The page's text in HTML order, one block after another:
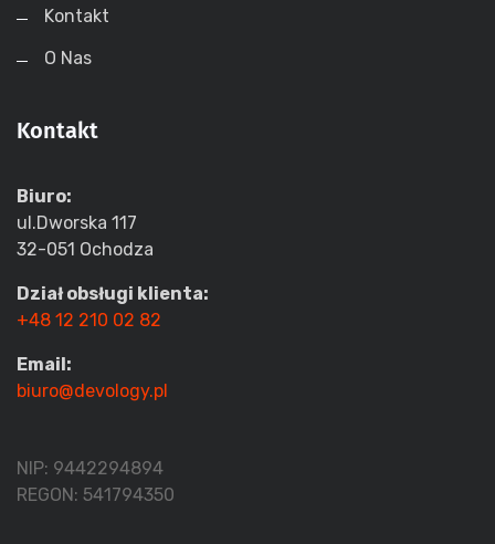
Kontakt
O Nas
Kontakt
Biuro:
ul.Dworska 117
32-051 Ochodza
Dział obsługi klienta:
+48 12 210 02 82
Email:
biuro@devology.pl
NIP: 9442294894
REGON: 541794350